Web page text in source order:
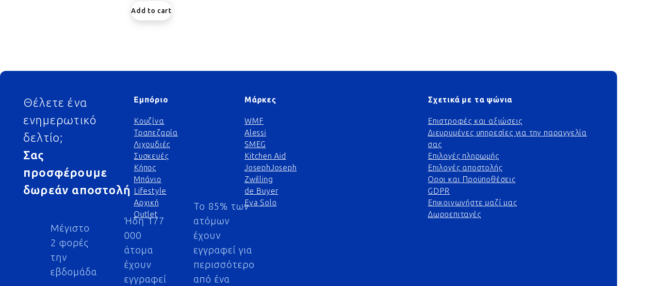
Add to cart
Footer
Θέλετε ένα
ενημερωτικό
δελτίο;
Σας
προσφέρουμε
δωρεάν αποστολή
Μέγιστο
2 φορές
την
εβδομάδα
Ήδη 177
000
άτομα
έχουν
εγγραφεί
Το 85% των
ατόμων
έχουν
εγγραφεί για
περισσότερο
από ένα
Εμπόριο
Κουζίνα
Τραπεζαρία
Λιχουδιές
Συσκευές
Κήπος
Μπάνιο
Lifestyle
Αρχική
Outlet
Μάρκες
WMF
Alessi
SMEG
Kitchen Aid
JosephJoseph
Zwilling
de Buyer
Eva Solo
Σχετικά με τα ψώνια
Επιστροφές και αξιώσεις
Διευρυμένες υπηρεσίες για την παραγγελία
σας
Επιλογές πληρωμής
Επιλογές αποστολής
Οροι και Προϋποθέσεις
GDPR
Επικοινωνήστε μαζί μας
Δωροεπιταγές